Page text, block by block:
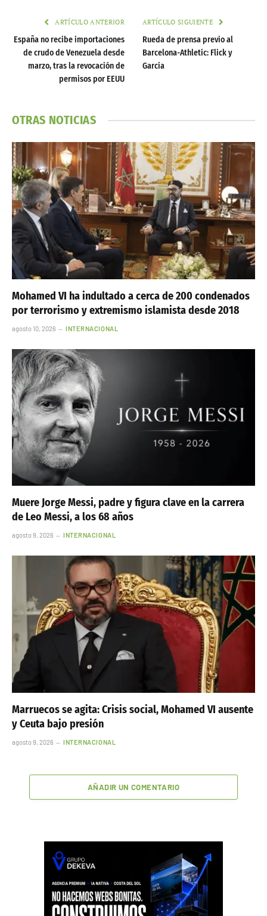
ARTÍCULO ANTERIOR
España no recibe importaciones
de crudo de Venezuela desde
marzo, tras la revocación de
permisos por EEUU
ARTÍCULO SIGUIENTE
Rueda de prensa previo al
Barcelona-Athletic: Flick y
García
OTRAS NOTICIAS
Mohamed VI ha indultado a cerca de 200 condenados
por terrorismo y extremismo islamista desde 2018
agosto 10, 2026 INTERNACIONAL
Muere Jorge Messi, padre y figura clave en la carrera
de Leo Messi, a los 68 años
agosto 9, 2026 INTERNACIONAL
Marruecos se agita: Crisis social, Mohamed VI ausente
y Ceuta bajo presión
agosto 9, 2026 INTERNACIONAL
AÑADIR UN COMENTARIO